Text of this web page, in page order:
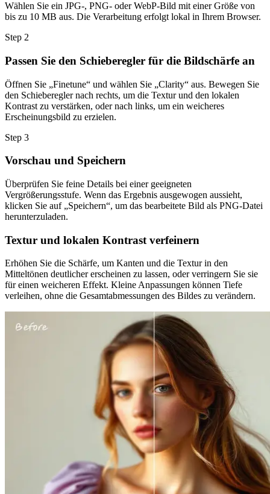
Wählen Sie ein JPG-, PNG- oder WebP-Bild mit einer Größe von
bis zu 10 MB aus. Die Verarbeitung erfolgt lokal in Ihrem Browser.
Step 2
Passen Sie den Schieberegler für die Bildschärfe an
Öffnen Sie „Finetune“ und wählen Sie „Clarity“ aus. Bewegen Sie
den Schieberegler nach rechts, um die Textur und den lokalen
Kontrast zu verstärken, oder nach links, um ein weicheres
Erscheinungsbild zu erzielen.
Step 3
Vorschau und Speichern
Überprüfen Sie feine Details bei einer geeigneten
Vergrößerungsstufe. Wenn das Ergebnis ausgewogen aussieht,
klicken Sie auf „Speichern“, um das bearbeitete Bild als PNG-Datei
herunterzuladen.
Textur und lokalen Kontrast verfeinern
Erhöhen Sie die Schärfe, um Kanten und die Textur in den
Mitteltönen deutlicher erscheinen zu lassen, oder verringern Sie sie
für einen weicheren Effekt. Kleine Anpassungen können Tiefe
verleihen, ohne die Gesamtabmessungen des Bildes zu verändern.